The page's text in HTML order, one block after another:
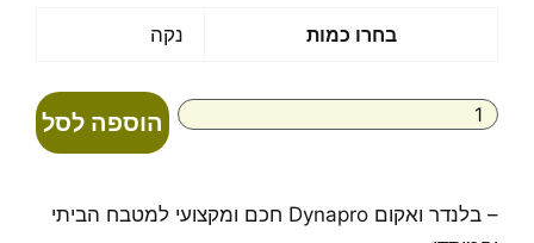
3,590.00 ₪. בחרו כמות נקה
ואקום
Dynapro
הוספה לסל
– בלנדר ואקום Dynapro חכם ומקצועי למטבח הביתי